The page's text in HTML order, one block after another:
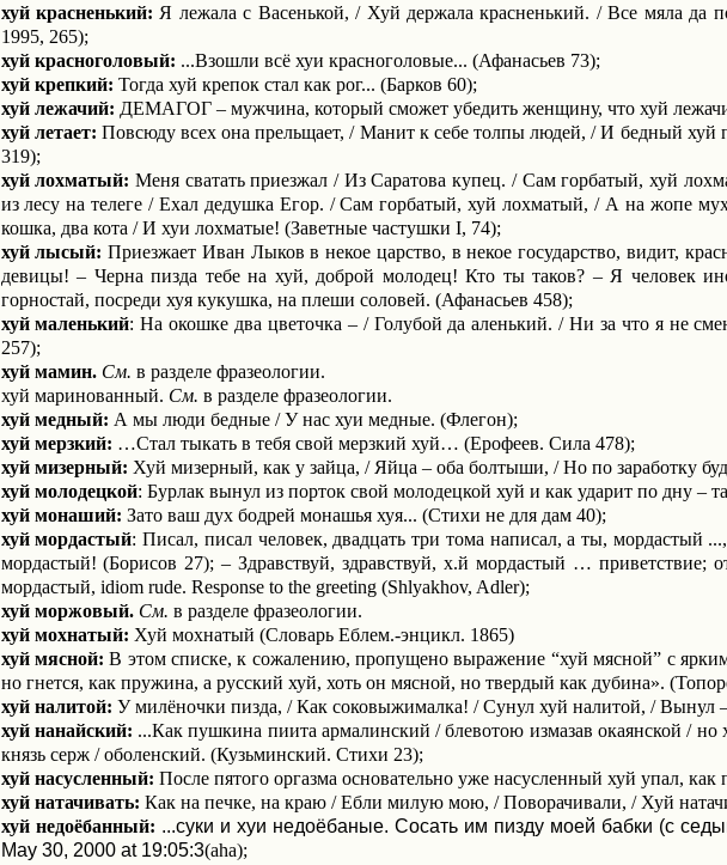
хуй красненький: Я лежала с Васенькой, / Хуй держала красненький. / Все мяла да
1995, 265);
хуй красноголовый: ...Взошли всё хуи красноголовые... (Афанасьев 73);
хуй крепкий: Тогда хуй крепок стал как рог... (Барков 60);
хуй лежачий: ДЕМАГОГ – мужчина, который сможет убедить женщину, что хуй
хуй летает: Повсюду всех она прельщает, / Манит к себе толпы людей, / И бедный хуй
319);
хуй лохматый: Меня сватать приезжал / Из Саратова купец. / Сам горбатый, хуй
из лесу на телеге / Ехал дедушка Егор. / Сам горбатый, хуй лохматый, / А на жопе
кошка, два кота / И хуи лохматые! (Заветные частушки I, 74);
хуй лысый: Приезжает Иван Лыков в некое цар­ство, в некое государство, видит,
девицы! – Черна пизда тебе на хуй, доброй молодец! Кто ты таков? – Я человек
горностай, посреди хуя кукушка, на пле­ши соловей. (Афанасьев 458);
хуй маленький: На окошке два цветочка – / Голубой да аленький. / Ни за что я не
257);
хуй мамин. См. в разделе фразеологии.
хуй маринованный. См. в разделе фразеологии.
хуй медный: А мы люди бедные / У нас хуи медные. (Флегон);
хуй мерзкий: …Стал тыкать в тебя свой мерзкий хуй… (Ерофеев. Сила 478);
хуй мизерный: Хуй мизерный, как у зайца, / Яйца – оба болтыши, / Но по заработку
хуй молодецкой: Бурлак вынул из порток свой молодецкой хуй и как ударит по дну –
хуй монаший: Зато ваш дух бодрей монашья хуя... (Стихи не для дам 40);
хуй мордастый: Писал, писал человек, двадцать три тома написал, а ты, мордас­тый
мордастый! (Борисов 27); – Здравствуй, здравствуй, х.й мордастый … приветствие;
мордастый, idiom rude. Response to the greeting (Shlyakhov, Adler);
хуй моржовый. См. в разделе фразеологии.
хуй мохнатый: Хуй мохнатый (Словарь Еблем.-энцикл. 1865)
хуй мясной: В этом списке, к сожалению, пропущено выражение “хуй мясной” с
но гнется, как пружина, а русский хуй, хоть он мясной, но твердый как дубина».
хуй налитой: У милёночки пизда, / Как соковыжималка! / Сунул хуй налитой, / Вынул
хуй нанайский: ...Как пушкина пиита армалинский / блевотою измазав окаянской /
князь серж / оболенский. (Кузьминский. Стихи 23);
хуй насусленный: После пятого оргазма основательно уже насусленный хуй упал,
хуй натачивать: Как на печке, на краю / Ебли милую мою, / Поворачивали, / Хуй
хуй недоёбанный: ...суки и хуи недоёбаные. Сосать им пизду моей бабки (с
May 30, 2000 at 19:05:3(aha);